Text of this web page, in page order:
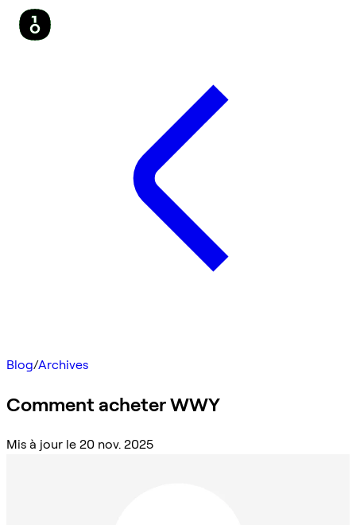
Blog/Archives
Comment acheter WWY
Mis à jour le 20 nov. 2025